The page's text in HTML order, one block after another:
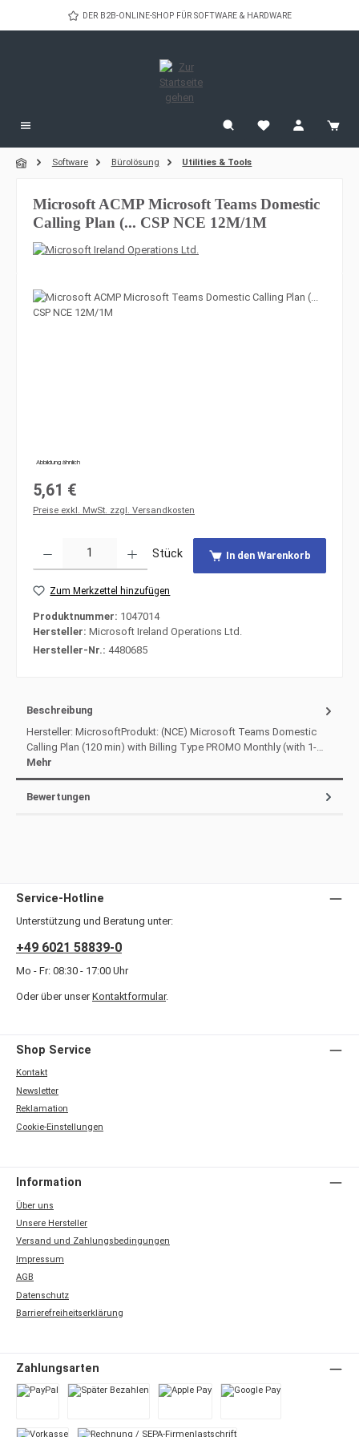
Zum Hauptinhalt springenDER B2B-ONLINE-SHOP FÜR SOFTWARE & HARDWARE
Software Bürolösung Utilities & Tools
Microsoft ACMP Microsoft Teams Domestic
Calling Plan (... CSP NCE 12M/1M
Bildergalerie überspringen
Abbildung ähnlich
Regulärer Preis:
5,61 €
Preise exkl. MwSt. zzgl. Versandkosten
Stück In den Warenkorb
Zum Merkzettel hinzufügen
Produktnummer: 1047014
Hersteller: Microsoft Ireland Operations Ltd.
Hersteller-Nr.: 4480685
Beschreibung
Hersteller: MicrosoftProdukt: (NCE) Microsoft Teams Domestic
Calling Plan (120 min) with Billing Type PROMO Monthly (with 1-…
Mehr
Bewertungen
Service-Hotline
Unterstützung und Beratung unter:
+49 6021 58839-0
Mo - Fr: 08:30 - 17:00 Uhr
Oder über unser Kontaktformular.
Shop Service
Kontakt
Newsletter
Reklamation
Cookie-Einstellungen
Information
Über uns
Unsere Hersteller
Versand und Zahlungsbedingungen
Impressum
AGB
Datenschutz
Barrierefreiheitserklärung
Zahlungsarten